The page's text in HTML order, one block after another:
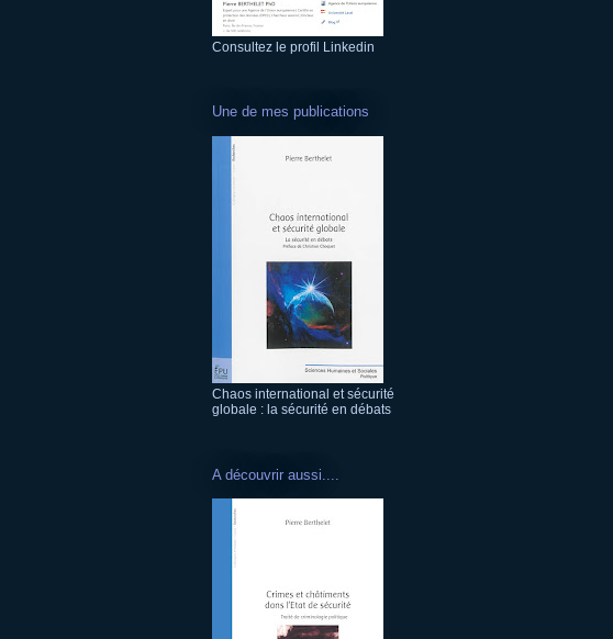
Consultez le profil Linkedin
Une de mes publications
Chaos international et sécurité
globale : la sécurité en débats
A découvrir aussi....